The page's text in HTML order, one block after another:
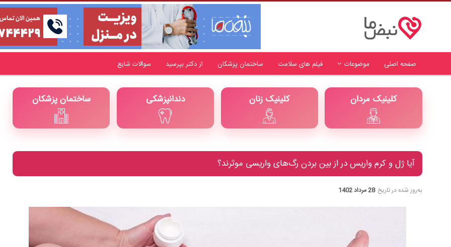
صفحه اصلی موضوعات فیلم های سلامت ساختمان پزشکان از دکتر بپرسید سوالات شایع
ساختمان پزشکان دندانپزشکی کلینیک زنان کلینیک مردان
آیا ژل و کرم واریس در از بین بردن رگ‌های واریسی موثرند؟
به‌روز شده در تاریخ 28 مرداد 1402